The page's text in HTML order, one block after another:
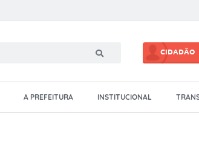
CIDADÃO
A PREFEITURA INSTITUCIONAL